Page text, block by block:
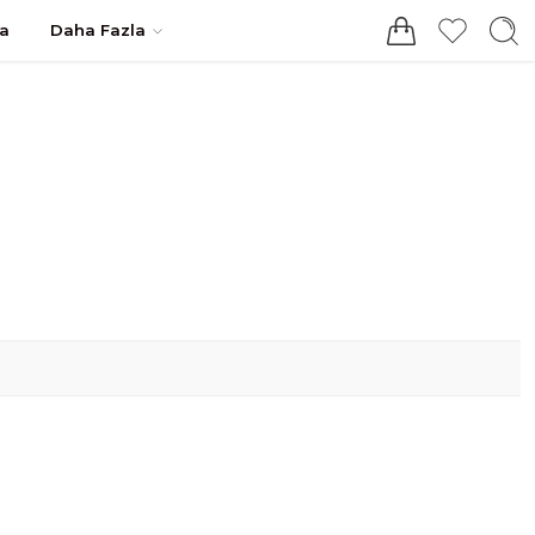
Giriş / Kayıt
Daha Fazla